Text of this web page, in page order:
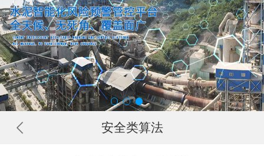
安全类算法